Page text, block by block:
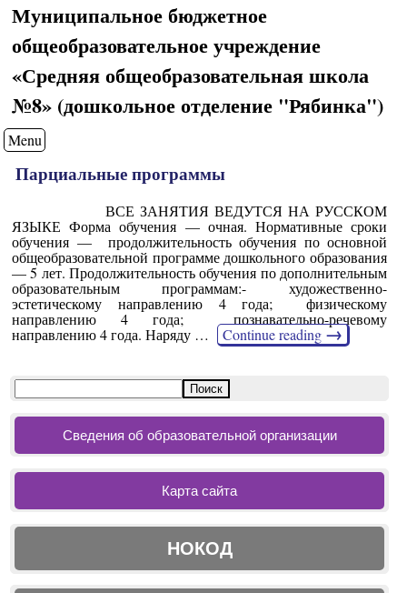
Муниципальное бюджетное
общеобразовательное учреждение
«Средняя общеобразовательная школа
№8» (дошкольное отделение "Рябинка")
Menu
Парциальные программы
ВСЕ ЗАНЯТИЯ ВЕДУТСЯ НА РУССКОМ
ЯЗЫКЕ Форма обучения — очная. Нормативные сроки
обучения — продолжительность обучения по основной
общеобразовательной программе дошкольного образования
— 5 лет. Продолжительность обучения по дополнительным
образовательным программам:- художественно-
эстетическому направлению 4 года; физическому
направлению 4 года; познавательно-речевому
направлению 4 года. Наряду …
Continue reading→
Сведения об образовательной организации
Карта сайта
НОКОД